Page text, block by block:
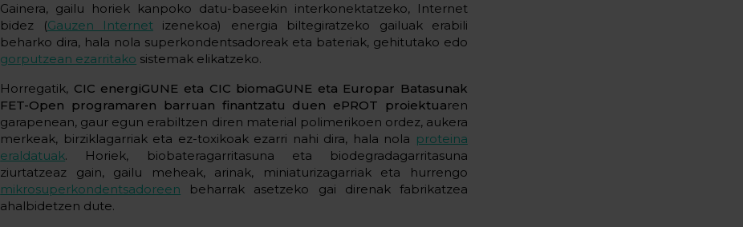
Gainera, gailu horiek kanpoko datu-baseekin interkonektatzeko, Internet
bidez (Gauzen Internetizenekoa) energia biltegiratzeko gailuak erabili
beharko dira, hala nola superkondentsadoreak eta bateriak, gehitutako edo
gorputzean ezarritako sistemak elikatzeko.
Horregatik, CIC energiGUNE eta CIC biomaGUNE eta Europar Batasunak
FET-Open programaren barruan finantzatu duen ePROT proiektuaren
garapenean, gaur egun erabiltzen diren material polimerikoen ordez, aukera
merkeak, birziklagarriak eta ez-toxikoak ezarri nahi dira, hala nola proteina
eraldatuak. Horiek, biobateragarritasuna eta biodegradagarritasuna
ziurtatzeaz gain, gailu meheak, arinak, miniaturizagarriak eta hurrengo
mikrosuperkondentsadoreen beharrak asetzeko gai direnak fabrikatzea
ahalbidetzen dute.